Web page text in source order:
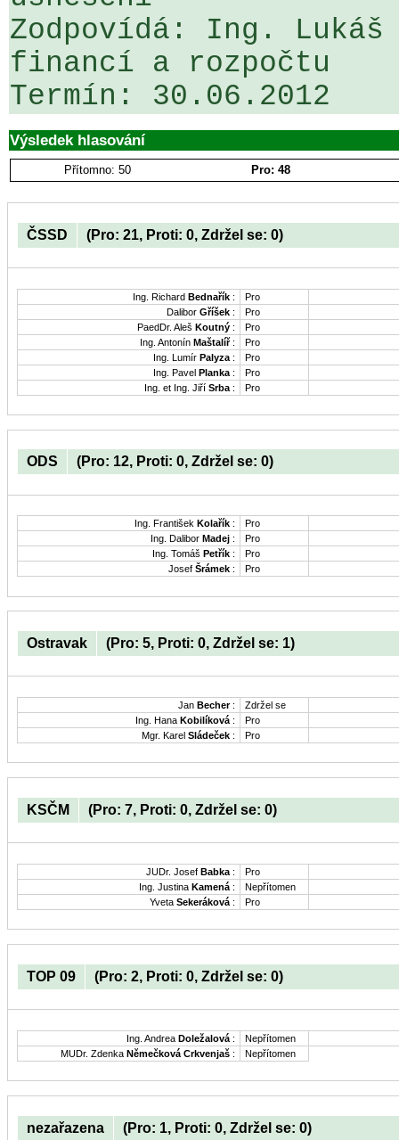
Zodpovídá: Ing.
financí a rozpočtu
Termín: 30.06.2012
Výsledek hlasování
Přítomno: 50 Pro: 48
ČSSD (Pro: 21, Proti: 0, Zdržel se: 0)
Ing. Richard Bednařík :
Pro
Dalibor Gříšek :
Pro
PaedDr. Aleš Koutný :
Pro
Ing. Antonín Maštalíř:
Pro
Ing. Lumír Palyza :
Pro
Ing. Pavel Planka :
Pro
Ing. et Ing. Jiří Srba : Pro
ODS (Pro: 12, Proti: 0, Zdržel se: 0)
Ing. František Kolařík :
Pro
Ing. Dalibor Madej :
Pro
Ing. Tomáš Petřík :
Pro
Josef Šrámek : Pro
Ostravak (Pro: 5, Proti: 0, Zdržel se: 1)
Jan Becher:
Zdržel se
Ing. Hana Kobilíková :
Pro
Mgr. Karel Sládeček : Pro
KSČM (Pro: 7, Proti: 0, Zdržel se: 0)
JUDr. Josef Babka :
Pro
Ing. Justina Kamená :
Nepřítomen
Yveta Sekeráková : Pro
TOP 09 (Pro: 2, Proti: 0, Zdržel se: 0)
Ing. Andrea Doležalová :
Nepřítomen
MUDr. Zdenka Němečková Crkvenjaš : Nepřítomen
nezařazena (Pro: 1, Proti: 0, Zdržel se: 0)